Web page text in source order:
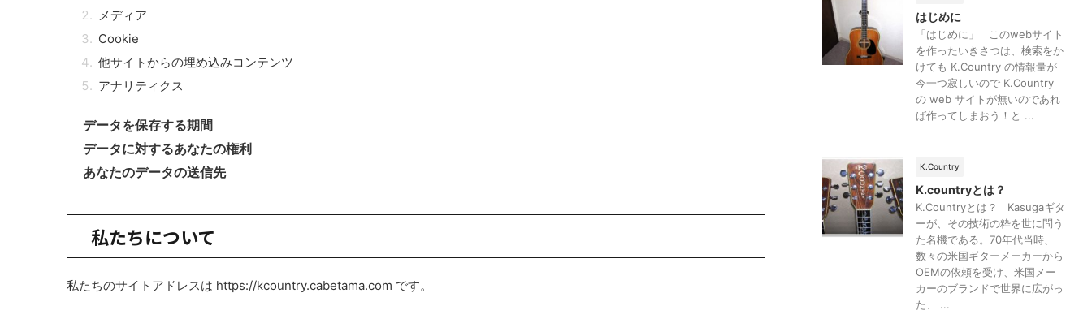
メディア
Cookie
他サイトからの埋め込みコンテンツ
アナリティクス
データを保存する期間
データに対するあなたの権利
あなたのデータの送信先
私たちについて
私たちのサイトアドレスは https://kcountry.cabetama.com です。
はじめに
「はじめに」 このwebサイト
を作ったいきさつは、検索をか
けても K.Country の情報量が
今一つ寂しいので K.Country
の web サイトが無いのであれ
ば作ってしまおう！と ...
K.Country
K.countryとは？
K.Countryとは？ Kasugaギタ
ーが、その技術の粋を世に問う
た名機である。70年代当時、
数々の米国ギターメーカーから
OEMの依頼を受け、米国メー
カーのブランドで世界に広がっ
た、 ...